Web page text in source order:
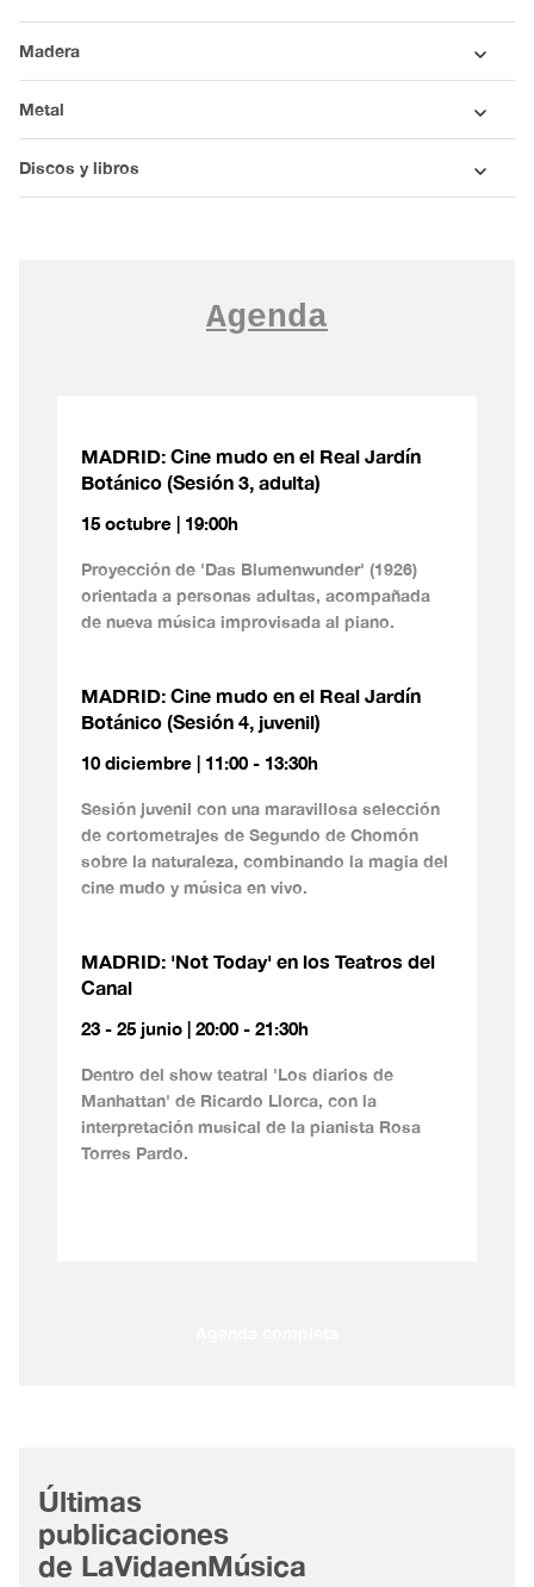
Madera
Metal
Discos y libros
Agenda
MADRID: Cine mudo en el Real Jardín
Botánico (Sesión 3, adulta)
15 octubre | 19:00h
Proyección de 'Das Blumenwunder' (1926)
orientada a personas adultas, acompañada
de nueva música improvisada al piano.
MADRID: Cine mudo en el Real Jardín
Botánico (Sesión 4, juvenil)
10 diciembre | 11:00 - 13:30h
Sesión juvenil con una maravillosa selección
de cortometrajes de Segundo de Chomón
sobre la naturaleza, combinando la magia del
cine mudo y música en vivo.
MADRID: 'Not Today' en los Teatros del
Canal
23 - 25 junio | 20:00 - 21:30h
Dentro del show teatral 'Los diarios de
Manhattan' de Ricardo Llorca, con la
interpretación musical de la pianista Rosa
Torres Pardo.
Últimas
publicaciones
de LaVidaenMúsica